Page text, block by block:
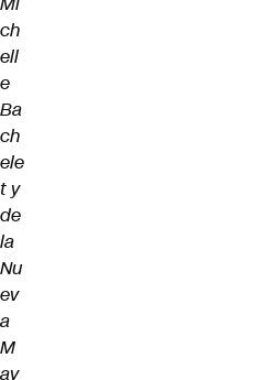
ch
ell
e
Ba
ch
ele
t y
de
la
Nu
ev
a
M
ay